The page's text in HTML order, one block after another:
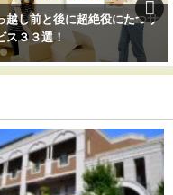
引っ越し費用！見積もりをドド
ンと極限まで安くする誰にでも
きる超簡単な方法！